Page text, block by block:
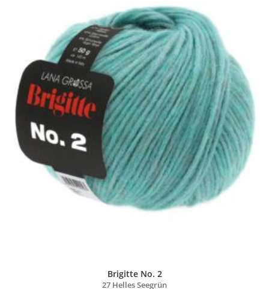
Brigitte No. 2
27 Helles Seegrün